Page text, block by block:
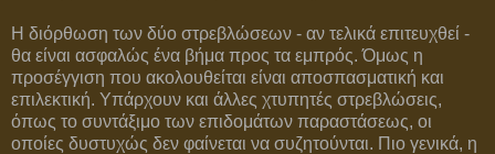
Η διόρθωση των δύο στρεβλώσεων - αν τελικά επιτευχθεί -
θα είναι ασφαλώς ένα βήμα προς τα εμπρός. Όμως η
προσέγγιση που ακολουθείται είναι αποσπασματική και
επιλεκτική. Υπάρχουν και άλλες χτυπητές στρεβλώσεις,
όπως το συντάξιμο των επιδομάτων παραστάσεως, οι
οποίες δυστυχώς δεν φαίνεται να συζητούνται. Πιο γενικά, η